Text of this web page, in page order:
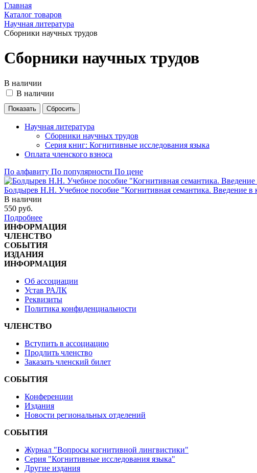
Главная
Каталог товаров
Научная литература
Сборники научных трудов
Сборники научных трудов
В наличии
В наличии
Научная литература
Сборники научных трудов
Серия книг: Когнитивные исследования языка
Оплата членского взноса
По алфавиту По популярности По цене
Болдырев Н.Н. Учебное пособие "Когнитивная семантика. Введение в
В наличии
550 руб.
Подробнее
ИНФОРМАЦИЯ
ЧЛЕНСТВО
СОБЫТИЯ
ИЗДАНИЯ
ИНФОРМАЦИЯ
Об ассоциации
Устав РАЛК
Реквизиты
Политика конфиденциальности
ЧЛЕНСТВО
Вступить в ассоциацию
Продлить членство
Заказать членский билет
СОБЫТИЯ
Конференции
Издания
Новости региональных отделений
СОБЫТИЯ
Журнал "Вопросы когнитивной лингвистики"
Серия "Когнитивные исследования языка"
Другие издания